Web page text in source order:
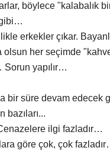
böylece "kalabalık
erkekler çıkar.
her seçimde "kahve
yapılır…
bir süre devam edecek
bazıları...
ilgi fazladır…
göre çok, çok